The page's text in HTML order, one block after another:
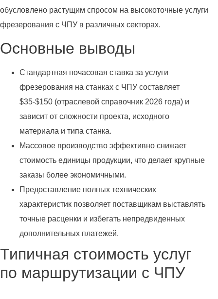
обусловлено растущим спросом на высокоточные услуги
фрезерования с ЧПУ в различных секторах.
Основные выводы
Стандартная почасовая ставка за услуги
фрезерования на станках с ЧПУ составляет
$35-$150 (отраслевой справочник 2026 года) и
зависит от сложности проекта, исходного
материала и типа станка.
Массовое производство эффективно снижает
стоимость единицы продукции, что делает крупные
заказы более экономичными.
Предоставление полных технических
характеристик позволяет поставщикам выставлять
точные расценки и избегать непредвиденных
дополнительных платежей.
Типичная стоимость услуг
по маршрутизации с ЧПУ